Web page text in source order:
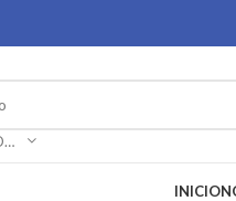
SELECCIONAR CATEGORÍA
INICIO